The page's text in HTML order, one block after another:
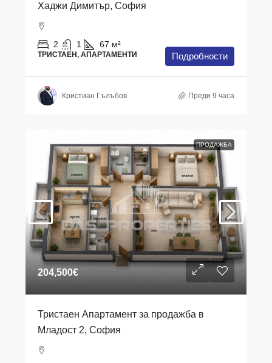
Хаджи Димитър, София
2 1 67 м²
ТРИСТАЕН, АПАРТАМЕНТИ Подробности
Кристиан Гълъбов Преди 9 часа
ПРОДАЖБА
204,500€
Тристаен Апартамент за продажба в
Младост 2, София